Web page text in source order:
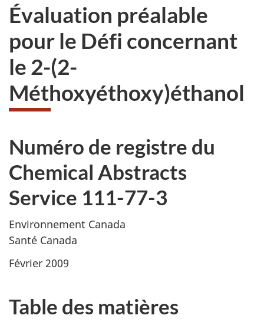
Évaluation préalable
pour le Défi concernant
le 2-(2-
Méthoxyéthoxy)éthanol
Numéro de registre du
Chemical Abstracts
Service 111-77-3
Environnement Canada
Santé Canada
Février 2009
Table des matières